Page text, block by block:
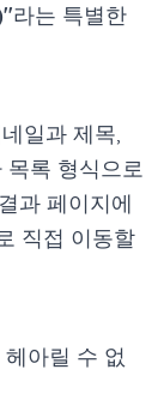
라는 특별한
일과 제목,
록 형식으로
과 페이지에
직접 이동할
아릴 수 없